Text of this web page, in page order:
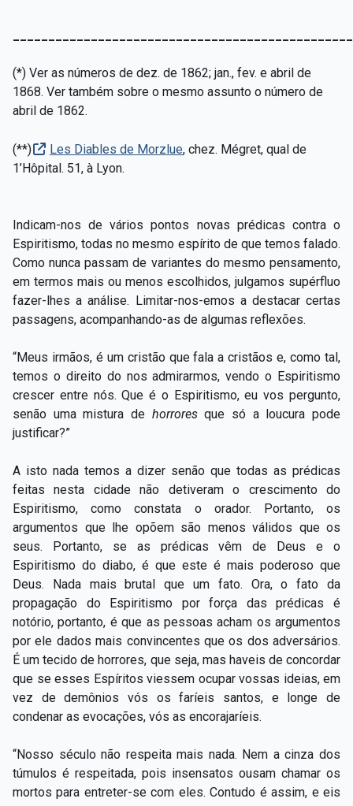
(*) Ver as números de dez. de 1862; jan., fev. e abril de
1868. Ver também sobre o mesmo assunto o número de
abril de 1862.
(**) Les Diables de Morzlue, chez. Mégret, qual de
1’Hôpital. 51, à Lyon.
Indicam-nos de vários pontos novas prédicas contra o
Espiritismo, todas no mesmo espírito de que temos falado.
Como nunca passam de variantes do mesmo pensamento,
em termos mais ou menos escolhidos, julgamos supérfluo
fazer-lhes a análise. Limitar-nos-emos a destacar certas
passagens, acompanhando-as de algumas reflexões.
“Meus irmãos, é um cristão que fala a cristãos e, como tal,
temos o direito do nos admirarmos, vendo o Espiritismo
crescer entre nós. Que é o Espiritismo, eu vos pergunto,
senão uma mistura de horroresque só a loucura pode
justificar?”
A isto nada temos a dizer senão que todas as prédicas
feitas nesta cidade não detiveram o crescimento do
Espiritismo, como constata o orador. Portanto, os
argumentos que lhe opõem são menos válidos que os
seus. Portanto, se as prédicas vêm de Deus e o
Espiritismo do diabo, é que este é mais poderoso que
Deus. Nada mais brutal que um fato. Ora, o fato da
propagação do Espiritismo por força das prédicas é
notório, portanto, é que as pessoas acham os argumentos
por ele dados mais convincentes que os dos adversários.
É um tecido de horrores, que seja, mas haveis de concordar
que se esses Espíritos viessem ocupar vossas ideias, em
vez de demônios vós os faríeis santos, e longe de
condenar as evocações, vós as encorajaríeis.
“Nosso século não respeita mais nada. Nem a cinza dos
túmulos é respeitada, pois insensatos ousam chamar os
mortos para entreter-se com eles. Contudo é assim, e eis